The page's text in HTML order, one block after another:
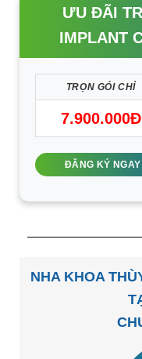
ƯU ĐÃI
IMPLANT
TRỌN GÓI CHỈ
7.900.000Đ
ĐĂNG KÝ NGAY
NHA KHOA